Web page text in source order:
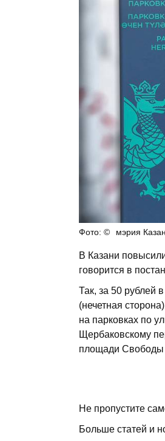
мэрия
В Казани
говорится в
Так, за 50 рублей
(нечетная
на парковках по
Щербаковскому
площади Свободы
Не пропустите
Больше статей и